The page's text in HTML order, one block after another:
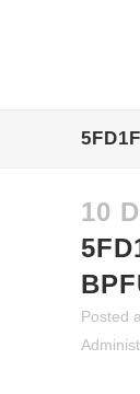
10
Posted